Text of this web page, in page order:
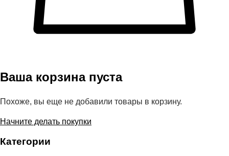
Ваша корзина пуста
Похоже, вы еще не добавили товары в корзину.
Начните делать покупки
Категории